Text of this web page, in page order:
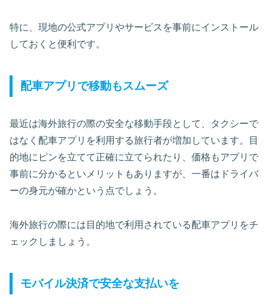
特に、現地の公式アプリやサービスを事前にインストール
しておくと便利です。
配車アプリで移動もスムーズ
最近は海外旅行の際の安全な移動手段として、タクシーで
はなく配車アプリを利用する旅行者が増加しています。目
的地にピンを立てて正確に立てられたり、価格もアプリで
事前に分かるといメリットもありますが、一番はドライバ
ーの身元が確かという点でしょう。
海外旅行の際には目的地で利用されている配車アプリをチ
ェックしましょう。
モバイル決済で安全な支払いを